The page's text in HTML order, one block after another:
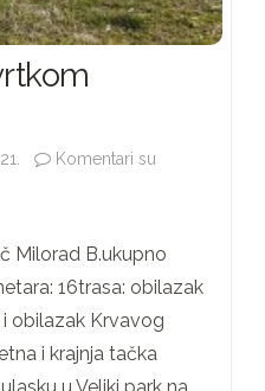
Komentari su
Milorad B.ukupno
16trasa: obilazak
obilazak Krvavog
i krajnja tačka